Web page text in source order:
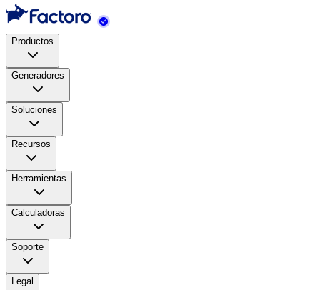
Productos
Generadores
Soluciones
Recursos
Herramientas
Calculadoras
Soporte
Legal